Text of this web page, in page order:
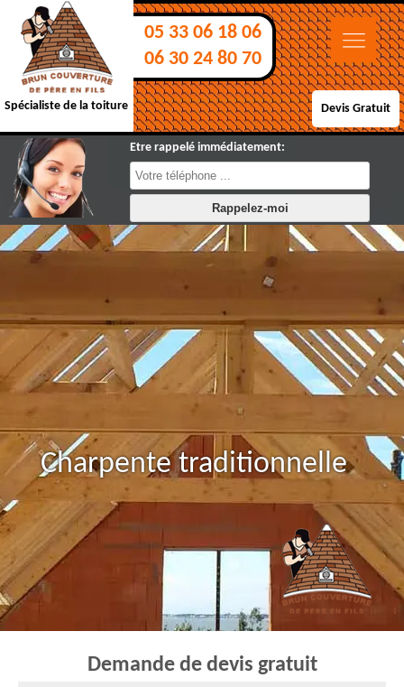
Spécialiste de la toiture
05 33 06 18 06
06 30 24 80 70
Devis Gratuit
Etre rappelé immédiatement:
Charpente traditionnelle
Demande de devis gratuit